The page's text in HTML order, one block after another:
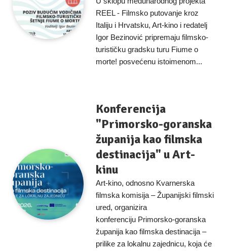
REEL - Filmsko putovanje kroz
Italiju i Hrvatsku, Art-kino i redatelj
Igor Bezinović pripremaju filmsko-
turističku gradsku turu Fiume o
morte! posvećenu istoimenom...
Konferencija
"Primorsko-goranska
županija kao filmska
destinacija" u Art-
kinu
Art-kino, odnosno Kvarnerska
filmska komisija – Županijski filmski
ured, organizira
konferenciju Primorsko-goranska
županija kao filmska destinacija –
prilike za lokalnu zajednicu, koja će